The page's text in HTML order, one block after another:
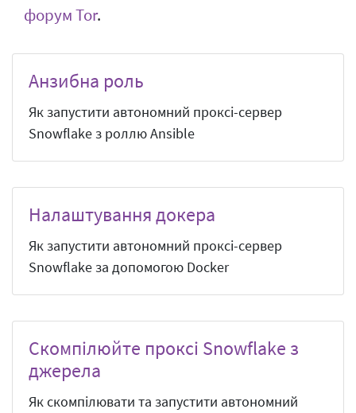
форум Tor.
Анзибна роль
Як запустити автономний проксі-сервер
Snowflake з роллю Ansible
Налаштування докера
Як запустити автономний проксі-сервер
Snowflake за допомогою Docker
Скомпілюйте проксі Snowflake з
джерела
Як скомпілювати та запустити автономний